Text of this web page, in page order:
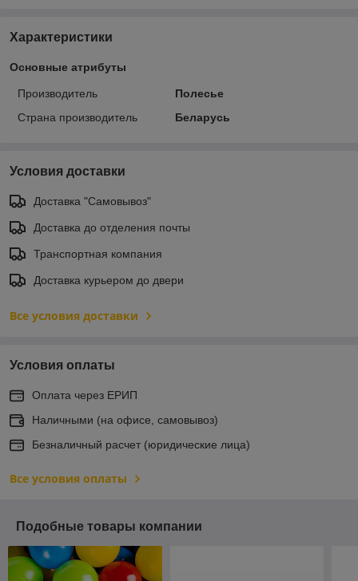
Характеристики
Основные атрибуты
Производитель
Полесье
Страна производитель
Беларусь
Условия доставки
Доставка "Самовывоз"
Доставка до отделения почты
Транспортная компания
Доставка курьером до двери
Все условия доставки
Условия оплаты
Оплата через ЕРИП
Наличными (на офисе, самовывоз)
Безналичный расчет (юридические лица)
Все условия оплаты
Подобные товары компании